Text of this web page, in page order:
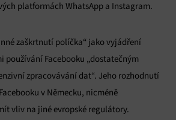
platformách WhatsApp a Instagram.
zaškrtnutí políčka“ jako vyjádření
používání Facebooku „dostatečným
zpracovávání dat“. Jeho rozhodnutí
v Německu, nicméně
vliv na jiné evropské regulátory.